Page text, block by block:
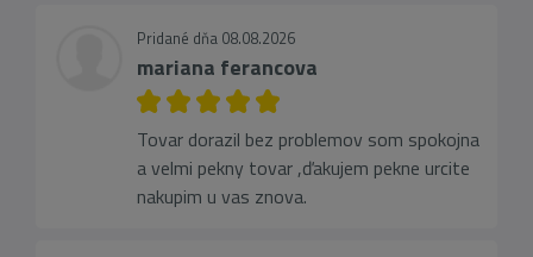
Pridané dňa 08.08.2026
mariana ferancova
Tovar dorazil bez problemov som spokojna
a velmi pekny tovar ,ďakujem pekne urcite
nakupim u vas znova.